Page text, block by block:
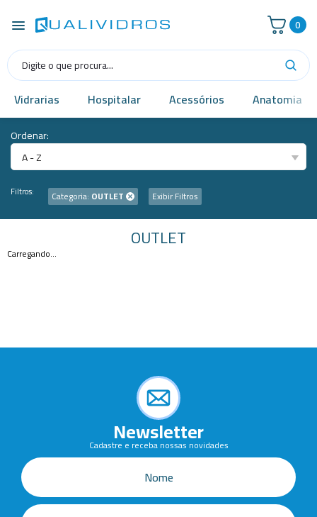
0
Vidrarias Hospitalar Acessórios Anatomia
Ordenar:
A - Z
Filtros: Categoria: OUTLET Exibir Filtros
OUTLET
Carregando...
Newsletter
Cadastre e receba nossas novidades